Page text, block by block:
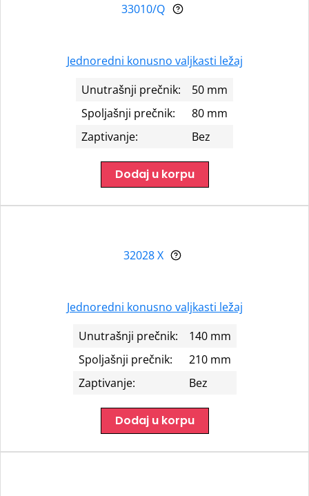
33010/Q
Jednoredni konusno valjkasti ležaj
Unutrašnji prečnik:
50 mm
Spoljašnji prečnik:
80 mm
Zaptivanje:
Bez
Dodaj u korpu
32028 X
Jednoredni konusno valjkasti ležaj
Unutrašnji prečnik:
140 mm
Spoljašnji prečnik:
210 mm
Zaptivanje:
Bez
Dodaj u korpu